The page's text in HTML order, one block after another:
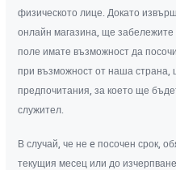
физическото лице. Докато
онлайн магазина, ще забележите
поле имате възможност да
при възможност от наша страна,
предпочитания, за което ще
служител.
В случай, че не e посочен срок,
текущия месец или до изчерпване